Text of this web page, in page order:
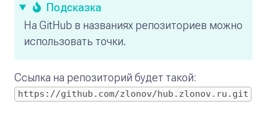
Подсказка
На GitHub в названиях репозиториев можно
использовать точки.
Ссылка на репозиторий будет такой:
https://github.com/zlonov/hub.zlonov.ru.git